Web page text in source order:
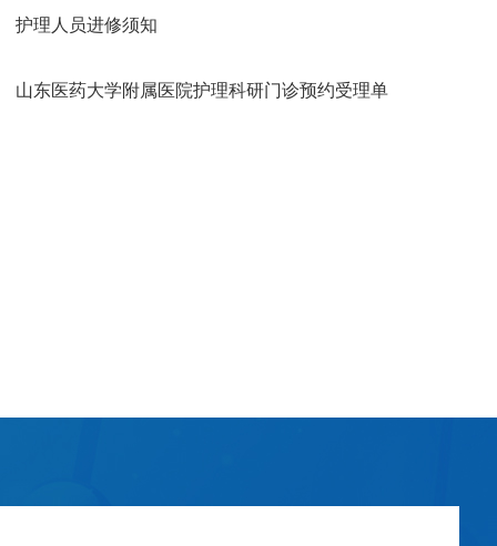
护理人员进修须知
山东医药大学附属医院护理科研门诊预约受理单